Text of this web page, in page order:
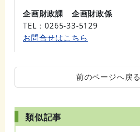
企画財政課 企画財政係
TEL ：0265-33-5129
お問合せはこちら
前のページへ戻る
類似記事